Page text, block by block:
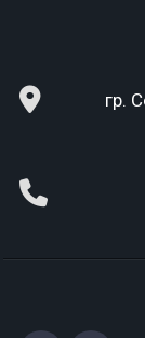
гр.